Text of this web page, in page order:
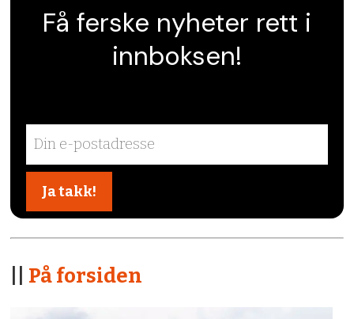
Få ferske nyheter rett i
innboksen!
På forsiden